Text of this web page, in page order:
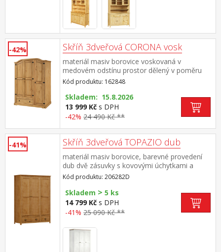
-42% Skříň 3dveřová CORONA vosk
materiál masiv borovice voskovaná v
medovém odstínu prostor dělený v poměru
2:1 širší část šatní tyč a police na klobouky, ve
spodní části široká zásuvka užší část 3 police z
toho 2 variabilní kovové ozdobné
úchytky součást sestavy Corona
Kód produktu: 162848
Skladem: 15.8.2026
13 999 Kč s DPH
-42% 24 490 Kč **
-41% Skříň 3dveřová TOPAZIO dub
materiál masiv borovice, barevné provedení
dub dvě zásuvky s kovovými úchytkami a
pojezdy v levé části 3 police, v pravé části 1
police a kovová šatní tyč
Kód produktu: 206282D
Skladem > 5 ks
14 799 Kč s DPH
-41% 25 090 Kč **